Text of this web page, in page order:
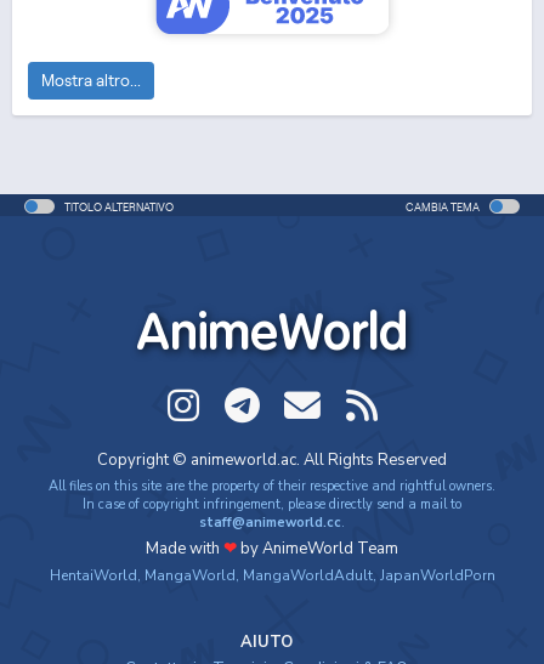
The Apothecary
Diaries
Villainess
Jobless Reincarn...
Re:ZERO -Starting Life
My Happy Marriage
Kimetsu no Yaiba S...
Mostra altro...
TITOLO ALTERNATIVO CAMBIA TEMA
AnimeWorld
Copyright © animeworld.ac. All Rights Reserved
All files on this site are the property of their respective and rightful owners.
In case of copyright infringement, please directly send a mail to
staff@animeworld.cc.
Made with ❤by AnimeWorld Team
HentaiWorld, MangaWorld, MangaWorldAdult, JapanWorldPorn
AIUTO